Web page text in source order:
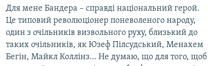
Для мене Бандера – справді національний герой.
Це типовий революціонер поневоленого народу,
один з очільників визвольного руху, близький до
таких очільників, як Юзеф Пілсудський, Менахем
Бегін, Майкл Коллінз… Не думаю, що для того, щоб